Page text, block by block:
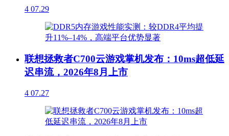
4 07.29
联想拯救者C700云游戏掌机发布：10ms超低延
迟串流，2026年8月上市
4 07.27